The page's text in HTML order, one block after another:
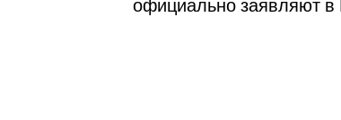
официально заявляют